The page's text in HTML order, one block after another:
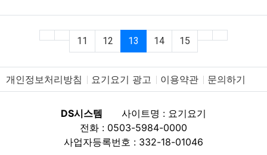
11 12 13 (current)
14 15
개인정보처리방침 요기요기 광고 이용약관 문의하기
DS시스템
사이트명 : 요기요기
전화 : 0503-5984-0000
사업자등록번호 : 332-18-01046